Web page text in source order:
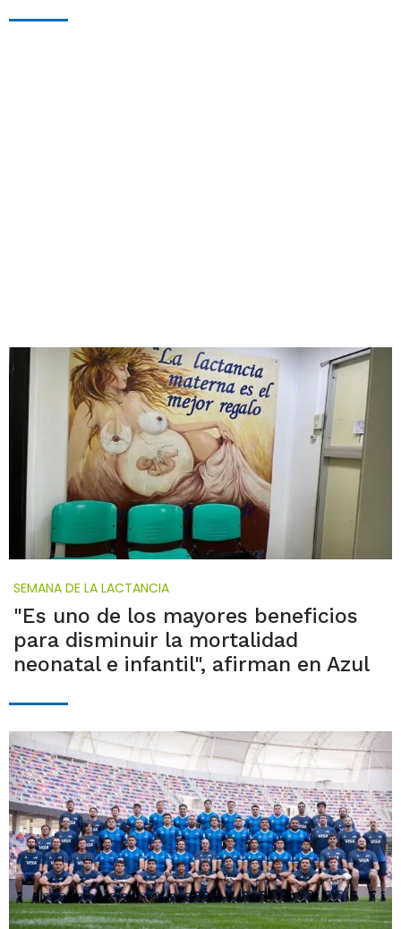
SEMANA DE LA LACTANCIA
"Es uno de los mayores beneficios
para disminuir la mortalidad
neonatal e infantil", afirman en Azul